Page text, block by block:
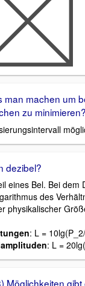
man machen um
zu minimieren?
dezibel?
eines Bel. Bei dem
des
physikalischer
: L =
: L =
Möglichkeiten